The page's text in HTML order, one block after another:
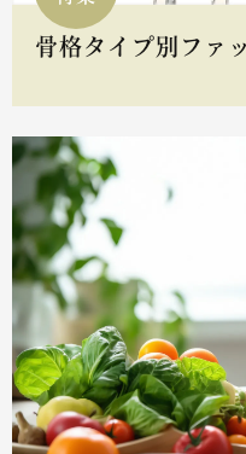
骨格タイプ別ファ